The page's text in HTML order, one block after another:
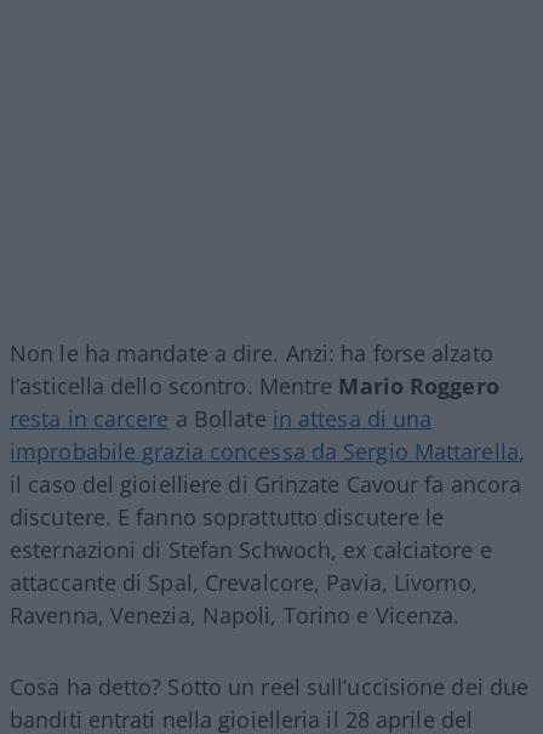
Non le ha mandate a dire. Anzi: ha forse alzato
l’asticella dello scontro. Mentre Mario Roggero
resta in carcere a Bollate in attesa di una
improbabile grazia concessa da Sergio Mattarella,
il caso del gioielliere di Grinzate Cavour fa ancora
discutere. E fanno soprattutto discutere le
esternazioni di Stefan Schwoch, ex calciatore e
attaccante di Spal, Crevalcore, Pavia, Livorno,
Ravenna, Venezia, Napoli, Torino e Vicenza.
Cosa ha detto? Sotto un reel sull’uccisione dei due
banditi entrati nella gioielleria il 28 aprile del